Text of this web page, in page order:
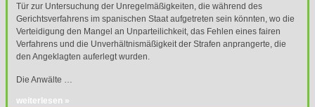
Tür zur Untersuchung der Unregelmäßigkeiten, die während des
Gerichtsverfahrens im spanischen Staat aufgetreten sein könnten, wo die
Verteidigung den Mangel an Unparteilichkeit, das Fehlen eines fairen
Verfahrens und die Unverhältnismäßigkeit der Strafen anprangerte, die
den Angeklagten auferlegt wurden.
Die Anwälte …
weiterlesen »